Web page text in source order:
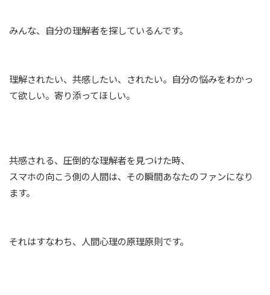
みんな、自分の理解者を探しているんです。
理解されたい、共感したい、されたい。自分の悩みをわかっ
て欲しい。寄り添ってほしい。
共感される、圧倒的な理解者を見つけた時、
スマホの向こう側の人間は、その瞬間あなたのファンになり
ます。
それはすなわち、人間心理の原理原則です。